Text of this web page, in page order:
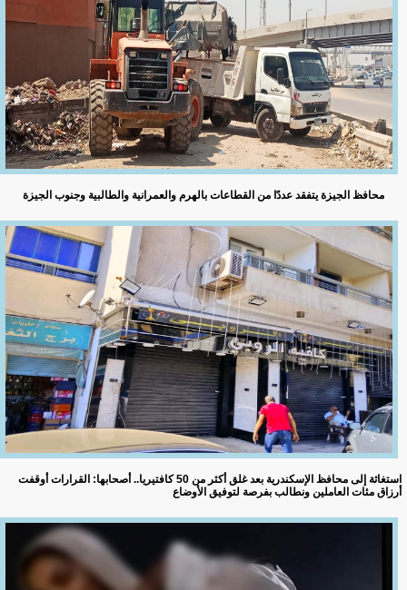
محافظ الجيزة يتفقد عددًا من القطاعات بالهرم والعمرانية والطالبية وجنوب الجيزة
استغاثة إلى محافظ الإسكندرية بعد غلق أكثر من 50 كافتيريا.. أصحابها: القرارات أوقفت
أرزاق مئات العاملين ونطالب بفرصة لتوفيق الأوضاع